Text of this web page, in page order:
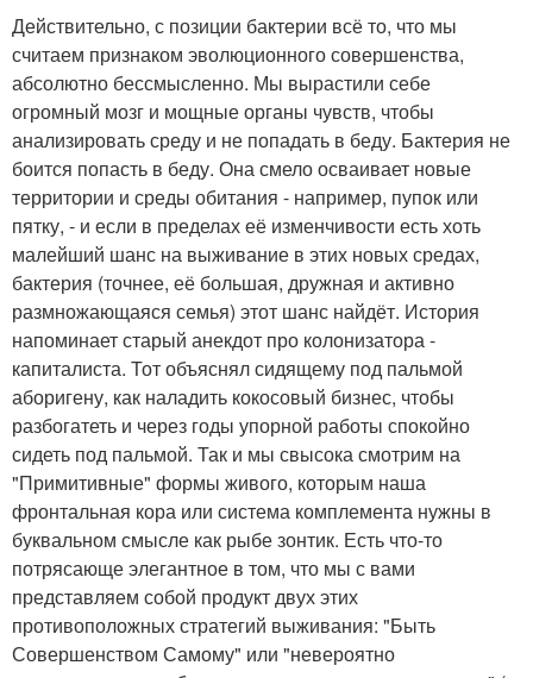
Действительно, с позиции бактерии всё то, что мы
считаем признаком эволюционного совершенства,
абсолютно бессмысленно. Мы вырастили себе
огромный мозг и мощные органы чувств, чтобы
анализировать среду и не попадать в беду. Бактерия не
боится попасть в беду. Она смело осваивает новые
территории и среды обитания - например, пупок или
пятку, - и если в пределах её изменчивости есть хоть
малейший шанс на выживание в этих новых средах,
бактерия (точнее, её большая, дружная и активно
размножающаяся семья) этот шанс найдёт. История
напоминает старый анекдот про колонизатора -
капиталиста. Тот объяснял сидящему под пальмой
аборигену, как наладить кокосовый бизнес, чтобы
разбогатеть и через годы упорной работы спокойно
сидеть под пальмой. Так и мы свысока смотрим на
"Примитивные" формы живого, которым наша
фронтальная кора или система комплемента нужны в
буквальном смысле как рыбе зонтик. Есть что-то
потрясающе элегантное в том, что мы с вами
представляем собой продукт двух этих
противоположных стратегий выживания: "Быть
Совершенством Самому" или "невероятно